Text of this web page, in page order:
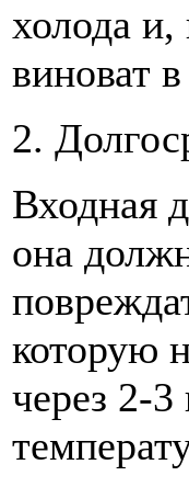
холода и,
виноват
2.
Входная
она
которую
через 2-